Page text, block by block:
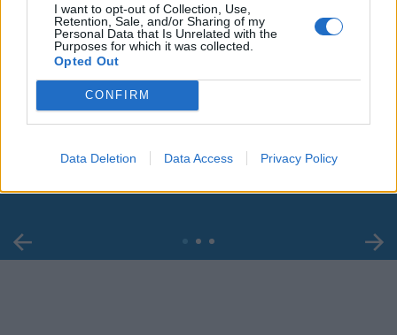
I want to opt-out of Collection, Use,
Retention, Sale, and/or Sharing of my
Personal Data that Is Unrelated with the
Purposes for which it was collected.
Opted Out
CONFIRM
Data Deletion Data Access Privacy Policy
in ospedale. Le dichiarazioni ai giornalisti